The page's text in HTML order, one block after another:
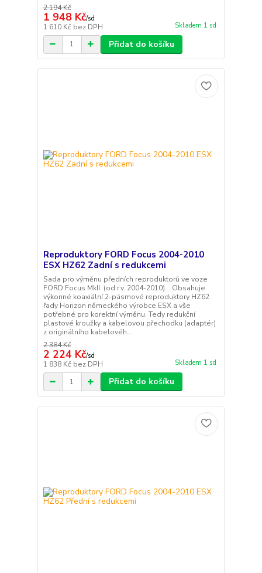
2 194 Kč
1 948 Kč/sd
1 610 Kč bez DPH Skladem 1 sd
Přidat do košíku
Reproduktory FORD Focus 2004-2010
ESX HZ62 Zadní s redukcemi
Sada pro výměnu předních reproduktorů ve voze
FORD Focus MkII. (od r.v. 2004-2010). Obsahuje
výkonné koaxiální 2-pásmové reproduktory HZ62
řady Horizon německého výrobce ESX a vše
potřebné pro korektní výměnu. Tedy redukční
plastové kroužky a kabelovou přechodku (adaptér)
z originálního kabelovéh...
2 384 Kč
2 224 Kč/sd
1 838 Kč bez DPH Skladem 1 sd
Přidat do košíku